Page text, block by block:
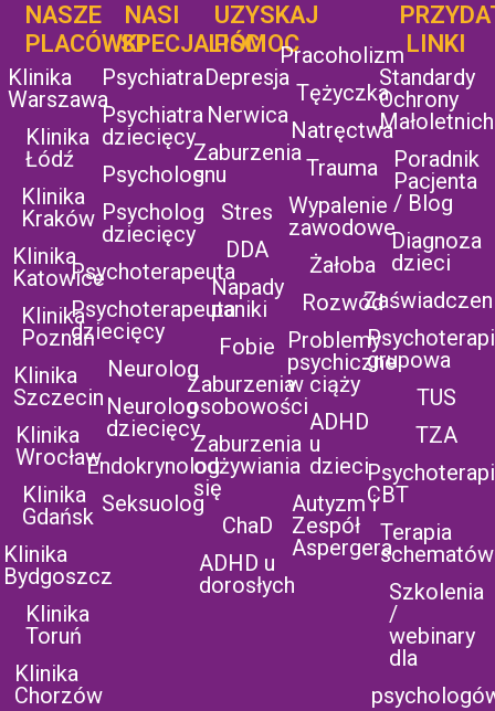
NASZE
PLACÓWKI
Klinika
Warszawa
Klinika
Łódź
Klinika
Kraków
Klinika
Katowice
Klinika
Poznań
Klinika
Szczecin
Klinika
Wrocław
Klinika
Gdańsk
Klinika
Bydgoszcz
Klinika
Toruń
Klinika
Chorzów
NASI
SPECJALIŚCI
Psychiatra
Psychiatra
dziecięcy
Psycholog
Psycholog
dziecięcy
Psychoterapeuta
Psychoterapeuta
dziecięcy
Neurolog
Neurolog
dziecięcy
Endokrynolog
Seksuolog
UZYSKAJ
POMOC
Depresja
Nerwica
Zaburzenia
snu
Stres
DDA
Napady
paniki
Fobie
Zaburzenia
osobowości
Zaburzenia
odżywiania
się
ChaD
ADHD u
dorosłych
UZYSKAJ
POMOC
Pracoholizm
Tężyczka
Natręctwa
Trauma
Wypalenie
zawodowe
Żałoba
Rozwód
Problemy
psychiczne
w ciąży
ADHD
u
dzieci
Autyzm i
Zespół
Aspergera
LINKI
Standardy
Ochrony
Małoletnich
Poradnik
Pacjenta
/ Blog
Diagnoza
dzieci
grupowa
TUS
TZA
CBT
Terapia
schematów
Szkolenia
/
webinary
dla